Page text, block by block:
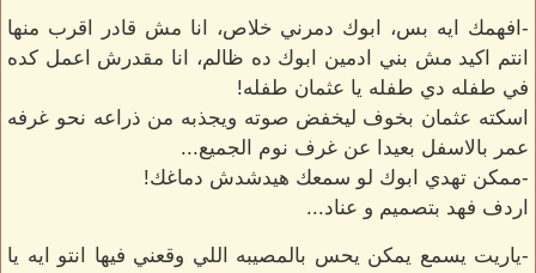
-افهمك ايه بس، ابوك دمرني خلاص، انا مش قادر اقرب منها
انتم اكيد مش بني ادمين ابوك ده ظالم، انا مقدرش اعمل كده
في طفله دي طفله يا عثمان طفله!
اسكته عثمان بخوف ليخفض صوته ويجذبه من ذراعه نحو غرفه
عمر بالاسفل بعيدا عن غرف نوم الجميع...
-ممكن تهدي ابوك لو سمعك هيدشدش دماغك!
اردف فهد بتصميم و عناد...
-ياريت يسمع يمكن يحس بالمصيبه اللي وقعني فيها انتو ايه يا